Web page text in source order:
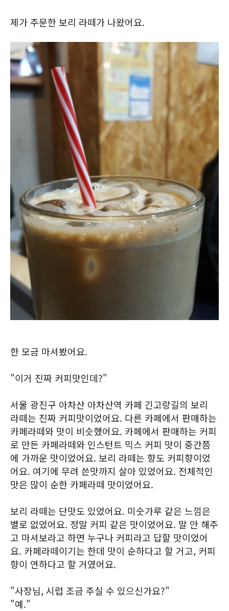
제가 주문한 보리 라떼가 나왔어요.
한 모금 마셔봤어요.
"이거 진짜 커피맛인데?"
서울 광진구 아차산 아차산역 카페 긴고랑길의 보리
라떼는 진짜 커피맛이었어요. 다른 카페에서 판매하는
카페라떼와 맛이 비슷했어요. 카페에서 판매하는 커피
로 만든 카페라떼와 인스턴트 믹스 커피 맛이 중간쯤
에 가까운 맛이었어요. 보리 라떼는 향도 커피향이었
어요. 여기에 무려 쓴맛까지 살아 있었어요. 전체적인
맛은 많이 순한 카페라떼 맛이었어요.
보리 라떼는 단맛도 있었어요. 미숫가루 같은 느낌은
별로 없었어요. 정말 커피 같은 맛이었어요. 말 안 해주
고 마셔보라고 하면 누구나 커피라고 답할 맛이었어
요. 카페라떼이기는 한데 맛이 순하다고 할 거고, 커피
향이 연하다고 할 거였어요.
"사장님, 시럽 조금 주실 수 있으신가요?"
"예."